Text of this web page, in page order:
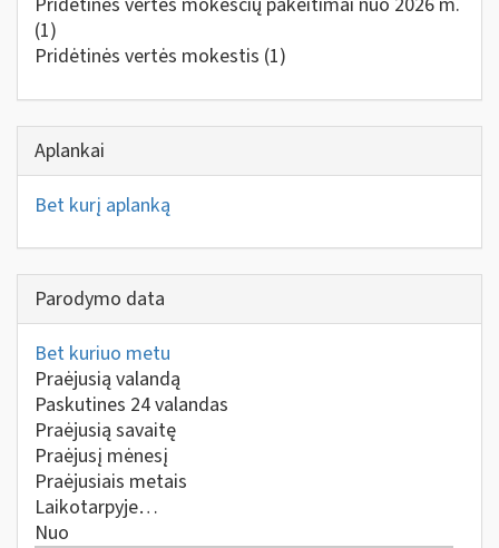
(1)
Pridėtinės vertės mokestis (1)
Aplankai
Bet kurį aplanką
Parodymo data
Bet kuriuo metu
Praėjusią valandą
Paskutines 24 valandas
Praėjusią savaitę
Praėjusį mėnesį
Praėjusiais metais
Laikotarpyje…
Nuo